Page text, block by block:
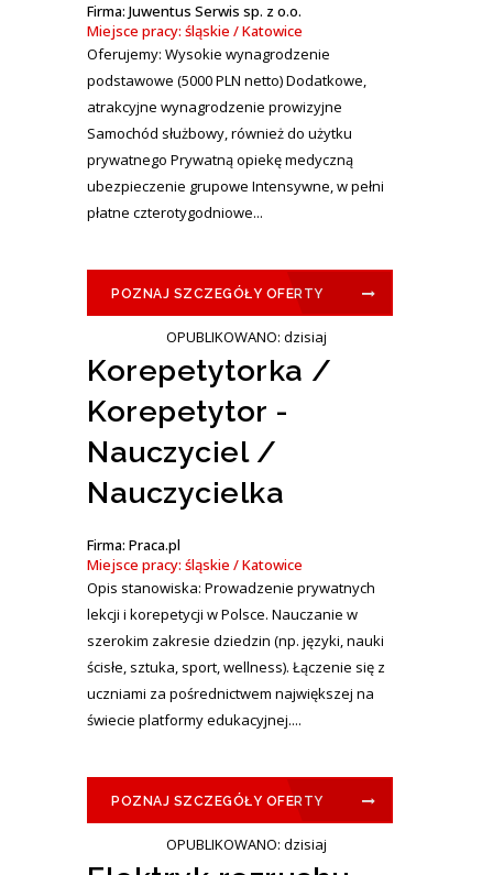
Firma: Juwentus Serwis sp. z o.o.
Miejsce pracy: śląskie / Katowice
Oferujemy: Wysokie wynagrodzenie
podstawowe (5000 PLN netto) Dodatkowe,
atrakcyjne wynagrodzenie prowizyjne
Samochód służbowy, również do użytku
prywatnego Prywatną opiekę medyczną
ubezpieczenie grupowe Intensywne, w pełni
płatne czterotygodniowe...
POZNAJ SZCZEGÓŁY OFERTY
OPUBLIKOWANO: dzisiaj
Korepetytorka /
Korepetytor -
Nauczyciel /
Nauczycielka
Firma: Praca.pl
Miejsce pracy: śląskie / Katowice
Opis stanowiska: Prowadzenie prywatnych
lekcji i korepetycji w Polsce. Nauczanie w
szerokim zakresie dziedzin (np. języki, nauki
ścisłe, sztuka, sport, wellness). Łączenie się z
uczniami za pośrednictwem największej na
świecie platformy edukacyjnej....
POZNAJ SZCZEGÓŁY OFERTY
OPUBLIKOWANO: dzisiaj